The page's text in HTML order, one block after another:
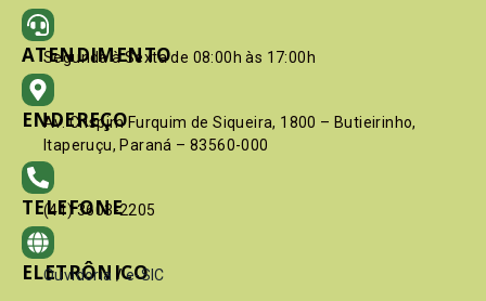
ATENDIMENTO
Segunda à Sexta de 08:00h às 17:00h
ENDEREÇO
Av. Crispim Furquim de Siqueira, 1800 – Butieirinho,
Itaperuçu, Paraná – 83560-000
TELEFONE
(41) 3603-2205
ELETRÔNICO
Ouvidoria / e-SIC